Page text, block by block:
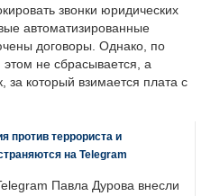
звонки юридических
автоматизированные
договоры. Однако, по
этом не сбрасывается, а
за который взимается плата с
против террориста и
на Telegram
Павла Дурова внесли